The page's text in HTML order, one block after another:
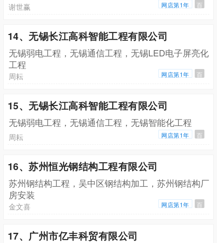
谢世赢 网店第1年 百
14、无锡长江高科智能工程有限公司
无锡弱电工程，无锡通信工程，无锡LED电子屏亮化
工程
周耘 网店第1年 百
15、无锡长江高科智能工程有限公司
无锡弱电工程，无锡通信工程，无锡智能化工程
周耘 网店第1年 百
16、苏州恒光钢结构工程有限公司
苏州钢结构工程，吴中区钢结构加工，苏州钢结构厂
房安装
金文喜 网店第1年 百
17、广州市亿丰科贸有限公司